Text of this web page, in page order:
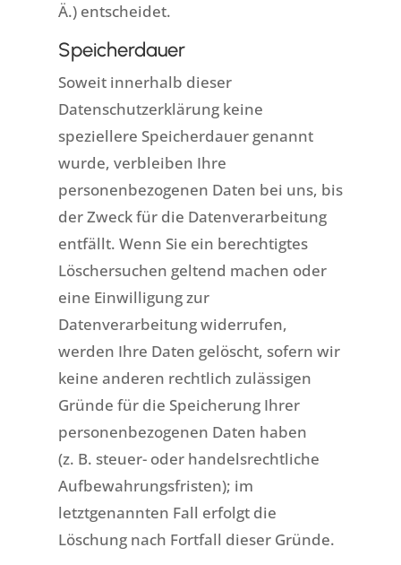
Ä.) entscheidet.
Speicherdauer
Soweit innerhalb dieser
Datenschutzerklärung keine
speziellere Speicherdauer genannt
wurde, verbleiben Ihre
personenbezogenen Daten bei uns, bis
der Zweck für die Datenverarbeitung
entfällt. Wenn Sie ein berechtigtes
Löschersuchen geltend machen oder
eine Einwilligung zur
Datenverarbeitung widerrufen,
werden Ihre Daten gelöscht, sofern wir
keine anderen rechtlich zulässigen
Gründe für die Speicherung Ihrer
personenbezogenen Daten haben
(z. B. steuer- oder handelsrechtliche
Aufbewahrungsfristen); im
letztgenannten Fall erfolgt die
Löschung nach Fortfall dieser Gründe.